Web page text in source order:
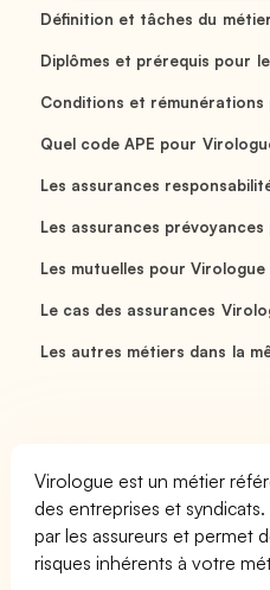
Définition et tâches du
Diplômes et prérequis pour
Conditions et
Quel code APE pour
Les assurances
Les assurances
Les mutuelles pour Virologue
Le cas des assurances
Les autres métiers dans la
Virologue est un métier
des entreprises et
par les assureurs et permet
risques inhérents à votre